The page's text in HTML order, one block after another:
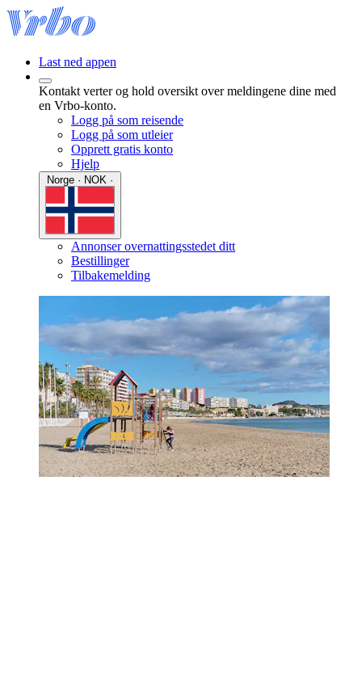
Last ned appen
Kontakt verter og hold oversikt over meldingene dine med
en Vrbo-konto.
Logg på som reisende
Logg på som utleier
Opprett gratis konto
Hjelp
Annonser overnattingsstedet ditt
Bestillinger
Tilbakemelding